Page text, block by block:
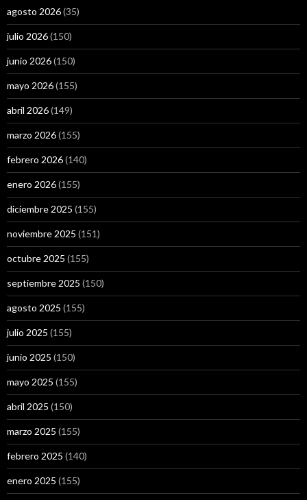
agosto 2026(35)
julio 2026(150)
junio 2026(150)
mayo 2026(155)
abril 2026(149)
marzo 2026(155)
febrero 2026(140)
enero 2026(155)
diciembre 2025 (155)
noviembre 2025 (151)
octubre 2025 (155)
septiembre 2025 (150)
agosto 2025 (155)
julio 2025 (155)
junio 2025 (150)
mayo 2025 (155)
abril 2025 (150)
marzo 2025 (155)
febrero 2025 (140)
enero 2025 (155)